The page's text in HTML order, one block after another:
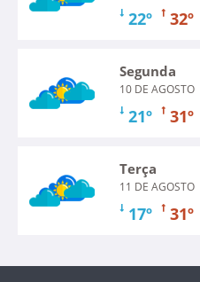
22º 32º
Segunda
10 DE AGOSTO
21º 31º
Terça
11 DE AGOSTO
17º 31º